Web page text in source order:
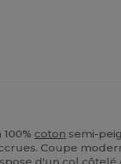
100% coton semi-
Coupe